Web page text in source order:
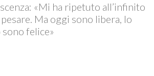
«Mi ha ripetuto all’infinito
Ma oggi sono libera, lo
felice»